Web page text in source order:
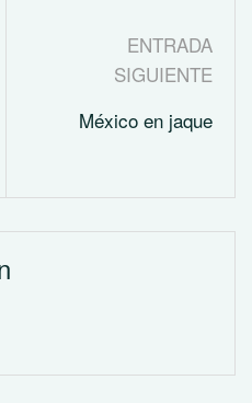
ENTRADA
SIGUIENTE
México en jaque